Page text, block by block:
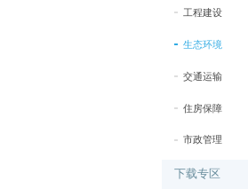
工程建设
生态环境
交通运输
住房保障
市政管理
下载专区